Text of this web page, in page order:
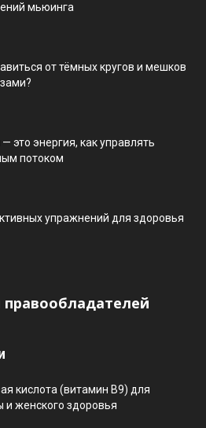
мьюинга
от тёмных кругов и мешков
это энергия, как управлять
потоком
упражнений для здоровья
кислота (витамин В9) для
и женского здоровья